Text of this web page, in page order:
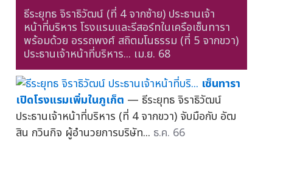
ธีระยุทธ จิราธิวัฒน์ (ที่ 4 จากซ้าย) ประธานเจ้า
หน้าที่บริหาร โรงแรมและรีสอร์ทในเครือเซ็นทารา
พร้อมด้วย อรรถพงศ์ สถิตมโนธรรม (ที่ 5 จากขวา)
ประธานเจ้าหน้าที่บริหาร... เม.ย. 68
เซ็นทารา
เปิดโรงแรมเพิ่มในภูเก็ต — ธีระยุทธ จิราธิวัฒน์
ประธานเจ้าหน้าที่บริหาร (ที่ 4 จากขวา) จับมือกับ อัฒ
สิน กวินกิจ ผู้อำนวยการบริษัท... ธ.ค. 66